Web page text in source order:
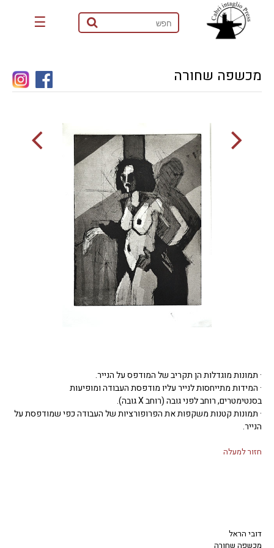
☰
מכשפה שחורה
· תמונות מוגדלות הן תקריב של המודפס על הנייר.
· המידות מתייחסות לנייר עליו מודפסת העבודה ומופיעות
בסנטימטרים, רוחב לפני גובה (רוחב X גובה).
· תמונות קטנות משקפות את הפרופורציות של העבודה כפי שמודפסת על
הנייר.
חזור למעלה
דובי הראל
מכשפה שחורה